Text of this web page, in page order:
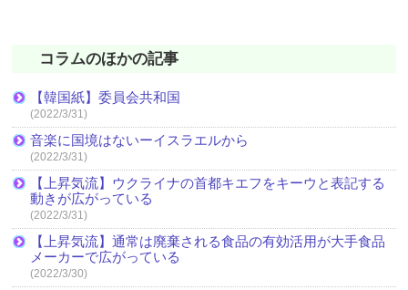
コラムのほかの記事
【韓国紙】委員会共和国
(2022/3/31)
音楽に国境はないーイスラエルから
(2022/3/31)
【上昇気流】ウクライナの首都キエフをキーウと表記する
動きが広がっている
(2022/3/31)
【上昇気流】通常は廃棄される食品の有効活用が大手食品
メーカーで広がっている
(2022/3/30)